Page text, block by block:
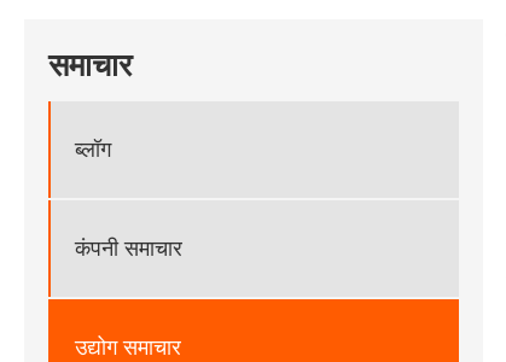
समाचार
ब्लॉग
कंपनी समाचार
उद्योग समाचार